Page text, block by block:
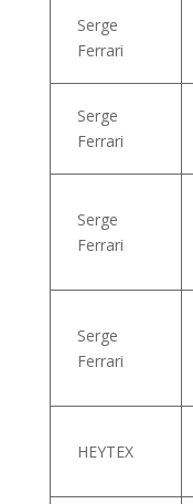
Serge
Ferrari
Serge
Ferrari
Serge
Ferrari
Serge
Ferrari
HEYTEX